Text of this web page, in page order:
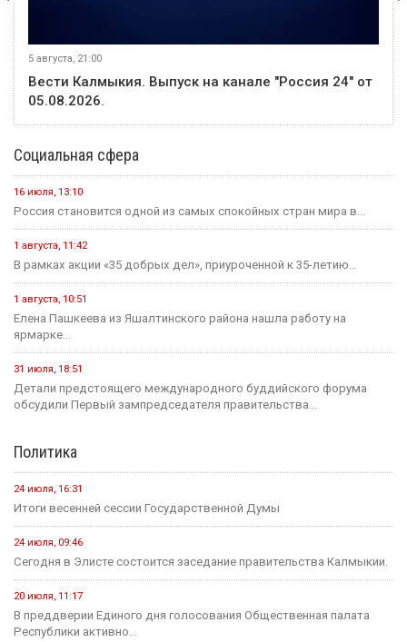
5 августа, 21:00
Вести Калмыкия. Выпуск на канале "Россия 24" от
05.08.2026.
Социальная сфера
16 июля, 13:10
Россия становится одной из самых спокойных стран мира в...
1 августа, 11:42
В рамках акции «35 добрых дел», приуроченной к 35-летию...
1 августа, 10:51
Елена Пашкеева из Яшалтинского района нашла работу на
ярмарке...
31 июля, 18:51
Детали предстоящего международного буддийского форума
обсудили Первый зампредседателя правительства...
Политика
24 июля, 16:31
Итоги весенней сессии Государственной Думы
24 июля, 09:46
Сегодня в Элисте состоится заседание правительства Калмыкии.
20 июля, 11:17
В преддверии Единого дня голосования Общественная палата
Республики активно...